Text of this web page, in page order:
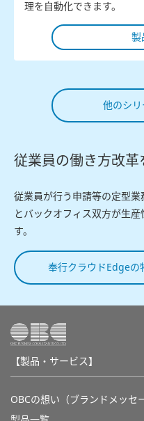
理を自動化できます。
製
他のシリ
従業員の働き方改革
従業員が行う申請等の定型
とバックオフィス双方が生
す。
奉行クラウドEdgeの
【製品・サービス】
OBCの想い（ブランドメッセ